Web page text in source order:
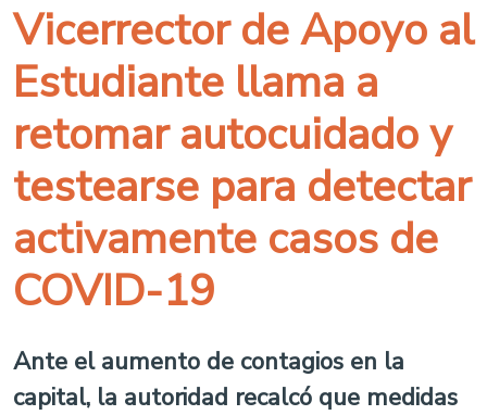
Vicerrector de Apoyo al
Estudiante llama a
retomar autocuidado y
testearse para detectar
activamente casos de
COVID-19
Ante el aumento de contagios en la
capital, la autoridad recalcó que medidas